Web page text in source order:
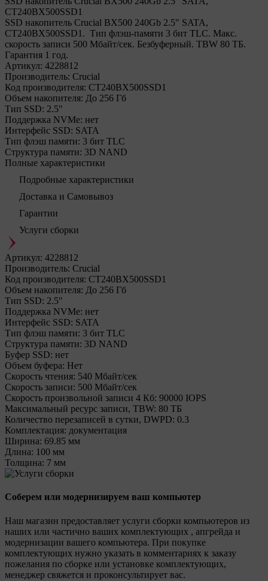
CT240BX500SSD1
SSD накопитель Crucial BX500 240Gb 2.5" SATA,
CT240BX500SSD1. Тип флэш-памяти 3 бит TLC. Макс.
скорость записи 500 Мбайт/сек. Безбуферный. TBW 80 ТБ.
Гарантия 1 год.
Артикул: 4228812
Производитель: Crucial
Код производителя: CT240BX500SSD1
Объем накопителя: До 256 Гб
Тип SSD: 2.5"
Поддержка NVMe: нет
Интерфейс SSD: SATA
Тип флэш памяти: 3 бит TLC
Структура памяти: 3D NAND
Полные характеристики
Подробные характеристики
Доставка и Самовывоз
Гарантии
Услуги сборки
Артикул: 4228812
Производитель: Crucial
Код производителя: CT240BX500SSD1
Объем накопителя: До 256 Гб
Тип SSD: 2.5"
Поддержка NVMe: нет
Интерфейс SSD: SATA
Тип флэш памяти: 3 бит TLC
Структура памяти: 3D NAND
Буфер SSD: нет
Объем буфера: Нет
Cкорость чтения: 540 Мбайт/сек
Cкорость записи: 500 Мбайт/сек
Скорость произвольной записи 4 Кб: 90000 IOPS
Максимальный ресурс записи, TBW: 80 ТБ
Количество перезаписей в сутки, DWPD: 0.3
Комплектация: документация
Ширина: 69.85 мм
Длина: 100 мм
Толщина: 7 мм
Соберем или модернизируем ваш компьютер
Наш магазин предоставляет услуги сборки компьютеров из
наших или частично ваших комплектующих , апгрейда и
модернизации вашего компьютера. При покупке
комплектующих нужно указать в комментариях к заказу
пожелания по сборке или установке комплектующих,
менеджер свяжется и проконсультирует вас.